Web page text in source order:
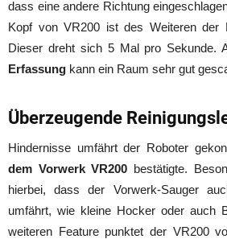
dass eine andere Richtung
Kopf von VR200 ist des Weiteren der
Dieser dreht sich 5 Mal pro Sekunde.
Erfassung kann ein Raum sehr gut
Überzeugende
Hindernisse umfährt der Roboter
dem Vorwerk VR200 bestätigte.
hierbei, dass der Vorwerk-Sauger
umfährt, wie kleine Hocker oder auch
weiteren Feature punktet der VR200